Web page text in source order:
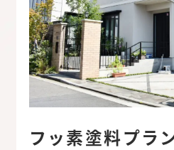
フッ素塗料プラ